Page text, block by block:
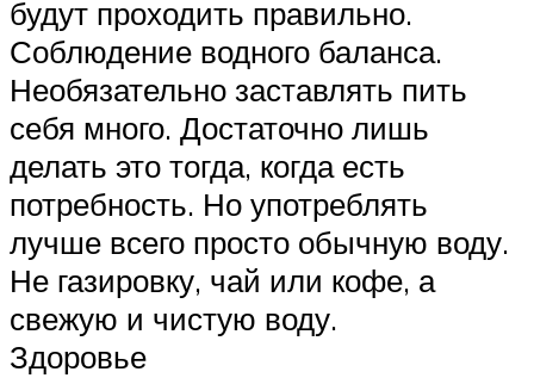
будут проходить правильно.
Соблюдение водного баланса.
Необязательно заставлять пить
себя много. Достаточно лишь
делать это тогда, когда есть
потребность. Но употреблять
лучше всего просто обычную воду.
Не газировку, чай или кофе, а
свежую и чистую воду.
Здоровье